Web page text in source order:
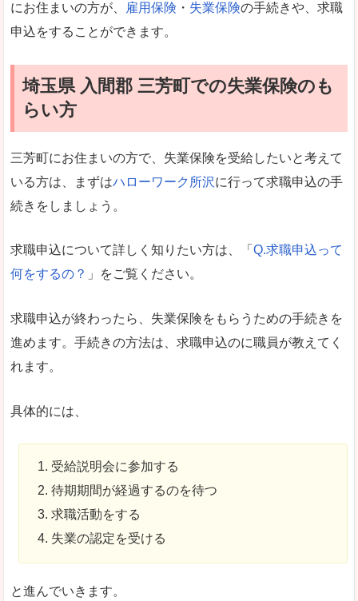
にお住まいの方が、 雇用保険 ・ 失業保険の手続きや、求職
申込をすることができます。
埼玉県 入間郡 三芳町での失業保険のも
らい方
三芳町にお住まいの方で、失業保険を受給したいと考えて
いる方は、まずはハローワーク所沢に行って求職申込の手
続きをしましょう。
求職申込について詳しく知りたい方は、「 Q.求職申込って
何をするの？ 」をご覧ください。
求職申込が終わったら、失業保険をもらうための手続きを
進めます。手続きの方法は、求職申込のに職員が教えてく
れます。
具体的には、
受給説明会に参加する
待期期間が経過するのを待つ
求職活動をする
失業の認定を受ける
と進んでいきます。